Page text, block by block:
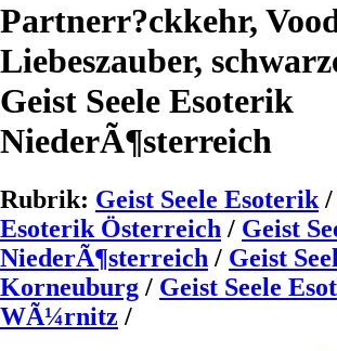
Partnerr?ckkehr,
Liebeszauber,
Geist Seele Esoterik
NiederÃ¶sterreich
Rubrik: Geist Seele Esoterik /
Esoterik Österreich / Geist
NiederÃ¶sterreich / Geist
Korneuburg / Geist Seele
WÃ¼rnitz /